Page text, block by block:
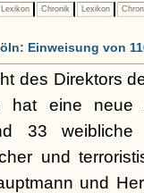
Lexikon Chronik Lexikon
Einweisung von
des Direktors
hat eine
33
und
und